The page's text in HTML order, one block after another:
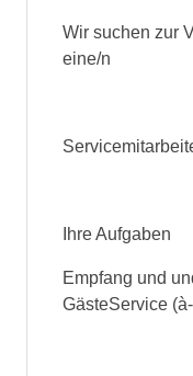
Wir suchen zur
eine/n
Ihre Aufgaben
Empfang und
GästeService